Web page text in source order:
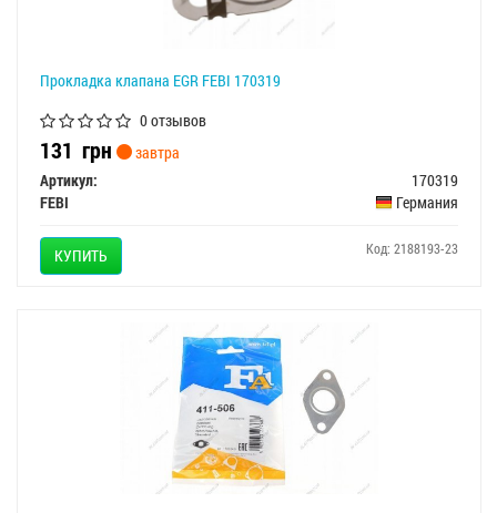
Прокладка клапана EGR FEBI 170319
0 отзывов
131 грн
завтра
Артикул:
170319
FEBI
Германия
КУПИТЬ Код: 2188193-23